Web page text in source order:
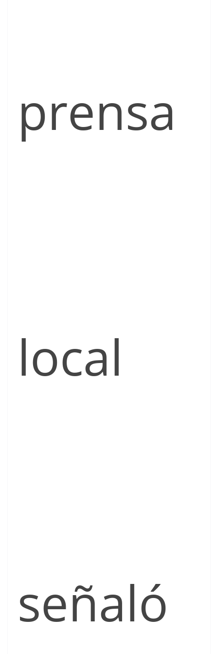
prensa
local
señaló